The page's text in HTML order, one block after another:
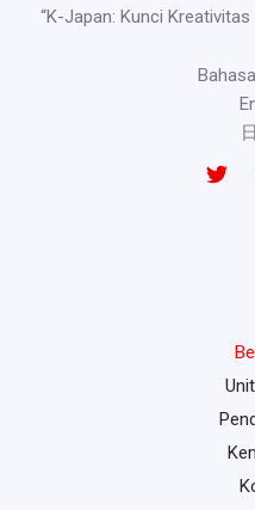
“K-Japan: Kunci